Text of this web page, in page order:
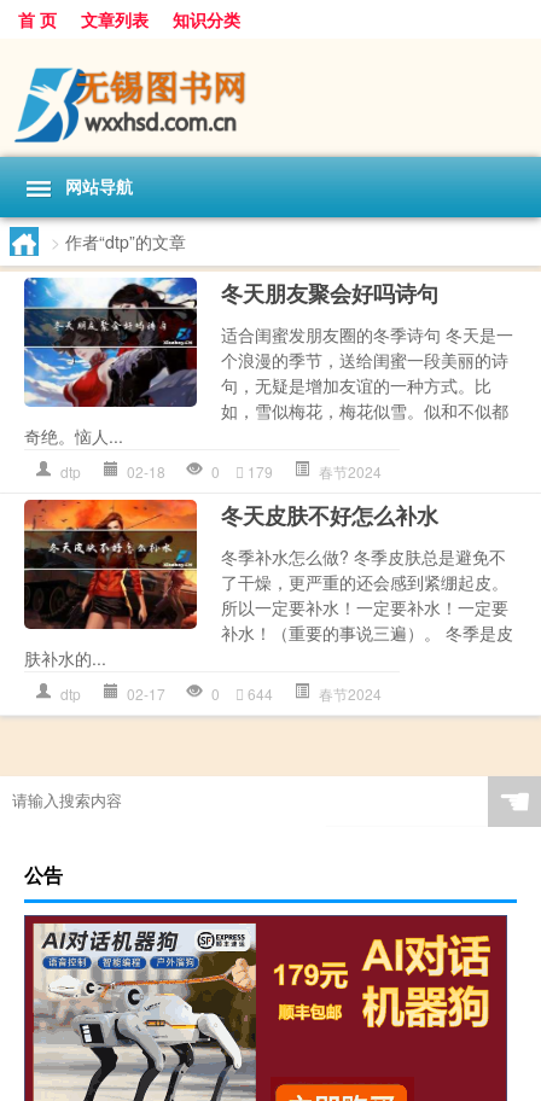
首 页 文章列表 知识分类
网站导航
> 作者“dtp”的文章
冬天朋友聚会好吗诗句
适合闺蜜发朋友圈的冬季诗句 冬天是一
个浪漫的季节，送给闺蜜一段美丽的诗
句，无疑是增加友谊的一种方式。比
如，雪似梅花，梅花似雪。似和不似都
奇绝。恼人...
dtp 02-18 0 179 春节2024
冬天皮肤不好怎么补水
冬季补水怎么做? 冬季皮肤总是避免不
了干燥，更严重的还会感到紧绷起皮。
所以一定要补水！一定要补水！一定要
补水！（重要的事说三遍）。 冬季是皮
肤补水的...
dtp 02-17 0 644 春节2024
☚
公告